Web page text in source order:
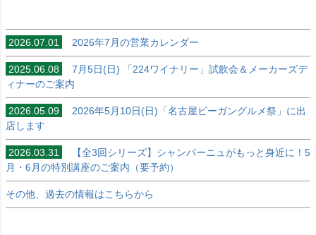
2026.07.01 2026年7月の営業カレンダー
2025.06.08
7月5日(日) 「224ワイナリー」試飲会＆メーカーズデ
ィナーのご案内
2026.05.09
2026年5月10日(日)「名古屋ビーガングルメ祭」に出
店します
2026.03.31
【全3回シリーズ】シャンパーニュがもっと身近に！5
月・6月の特別講座のご案内（要予約）
その他、過去の情報はこちらから